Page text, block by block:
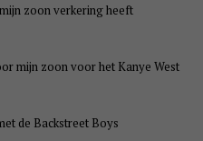
zoon verkering heeft
mijn zoon voor het Kanye West
de Backstreet Boys